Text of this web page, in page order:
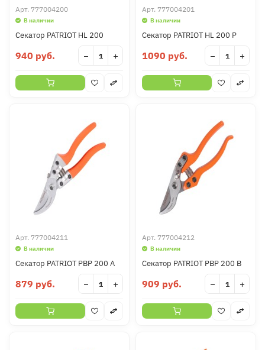
Арт. 777004200
В наличии
Секатор PATRIOT HL 200
940 руб. − +
Арт. 777004201
В наличии
Секатор PATRIOT HL 200 P
1090 руб. − +
Арт. 777004211
В наличии
Секатор PATRIOT PBP 200 А
879 руб. − +
Арт. 777004212
В наличии
Секатор PATRIOT PBP 200 В
909 руб. − +